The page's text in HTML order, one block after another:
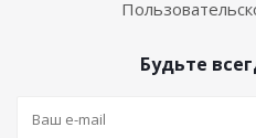
Будьте